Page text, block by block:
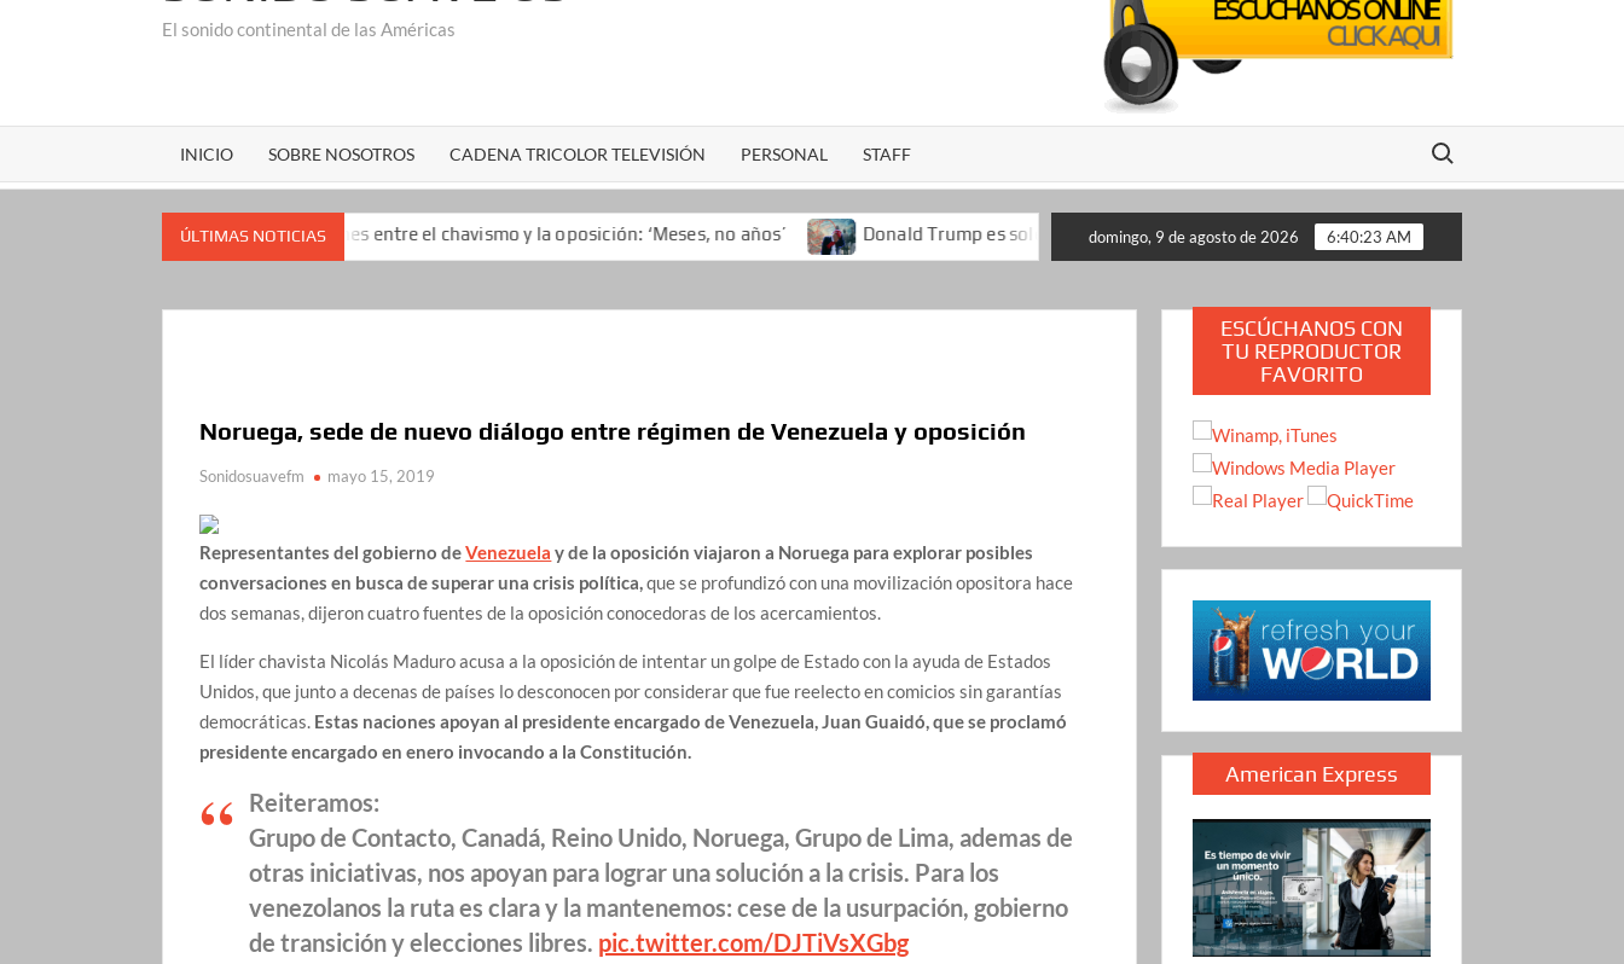
El sonido continental de las Américas
INICIO SOBRE NOSOTROS CADENA TRICOLOR TELEVISIÓN PERSONAL STAFF
Buscar:
ÚLTIMAS NOTICIAS
de las negociaciones entre el chavismo y la oposición: ‘Meses, no años’ Donald Trump es solo superado por Nixon en impopularidad: las encuestas que encienden las alarmas
domingo, 9 de agosto de 2026 6:40:24 AM
Noruega, sede de nuevo diálogo entre régimen de Venezuela y oposición
Sonidosuavefm mayo 15, 2019
Representantes del gobierno deVenezuela y de la oposición viajaron a Noruega para explorar posibles
conversaciones en busca de superar una crisis política,que se profundizó con una movilización opositora hace
dos semanas, dijeron cuatro fuentes de la oposición conocedoras de los acercamientos.
El líder chavista Nicolás Maduro acusa a la oposición de intentar un golpe de Estado con la ayuda de Estados
Unidos, que junto a decenas de países lo desconocen por considerar que fue reelecto en comicios sin garantías
democráticas. Estas naciones apoyan al presidente encargado de Venezuela, Juan Guaidó, que se proclamó
presidente encargado en enero invocando a la Constitución.
Reiteramos:
Grupo de Contacto, Canadá, Reino Unido, Noruega, Grupo de Lima, ademas de
otras iniciativas, nos apoyan para lograr una solución a la crisis. Para los
venezolanos la ruta es clara y la mantenemos: cese de la usurpación, gobierno
de transición y elecciones libres. pic.twitter.com/DJTiVsXGbg
ESCÚCHANOS CON
TU REPRODUCTOR
FAVORITO
American Express